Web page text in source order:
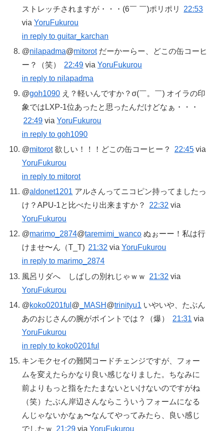
ストレッチされますが・・・(6￣ ￣)ポリポリ
22:53
viaYoruFukurou
in reply to guitar_karchan
@nilapadma@mitorotだーかーらー、どこの缶コーヒ
ー？（笑）
22:49 viaYoruFukurou
in reply to nilapadma
@goh1090 え？軽いんですか？σ(￣。￣) オイラの印
象ではLXP-1位あったと思ったんだけどなぁ・・・
22:49 viaYoruFukurou
in reply to goh1090
@mitorot欲しい！！！どこの缶コーヒー？ 22:45 via
YoruFukurou
in reply to mitorot
@aldonet1201 アルさんってニコピン持ってましたっ
け？APU-1と比べたり出来ますか？
22:32 via
YoruFukurou
@marimo_2874@taremimi_wanco ぬぉーー！私は行
けませ〜ん（T_T) 21:32 viaYoruFukurou
in reply to marimo_2874
風呂リダへ しばしの別れじゃｗｗ
21:32 via
YoruFukurou
@koko0201ful @ _MASH @trinityu1 いやいや、たぶん
あのおじさんの腕がポイントでは？（爆）
21:31 via
YoruFukurou
in reply to koko0201ful
キンモクセイの難関コードチェンジですが、フォー
ムを変えたらかなり良い感じなりました。ちなみに
前よりもっと指をたたまないといけないのですがね
（笑）たぶん岸辺さんならこういうフォームになる
んじゃないかなぁ〜なんてやってみたら、良い感じ
でしたｗ
21:29 viaYoruFukurou